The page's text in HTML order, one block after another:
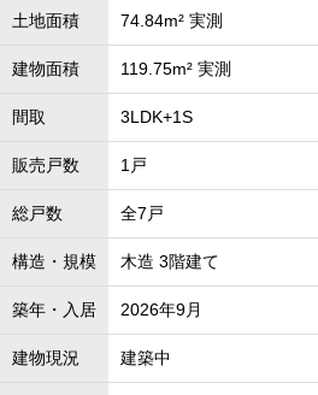
土地面積 74.84m² 実測
建物面積 119.75m² 実測
間取 3LDK+1S
販売戸数 1戸
総戸数 全7戸
構造・規模 木造 3階建て
築年・入居 2026年9月
建物現況 建築中